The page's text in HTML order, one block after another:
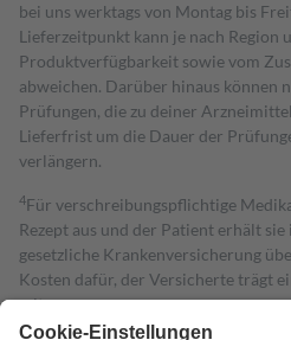
bei uns werktags von Montag bis
Lieferzeitpunkt kann je nach Region
Produktverfügbarkeit sowie vom
abweichen. Darüber hinaus können
Prüfungen, die zu deiner
Lieferfrist um die Dauer der
verlängern.
4Für verschreibungspflichtige
Rezept aus und der Patient erhält
gesetzliche Krankenversicherung
Kosten dafür, der Versicherte trägt
mit.
Grundsätzlich leisten Mitglieder